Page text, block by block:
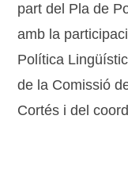
part del Pla de
amb la
Política
de la Comissió
Cortés i del